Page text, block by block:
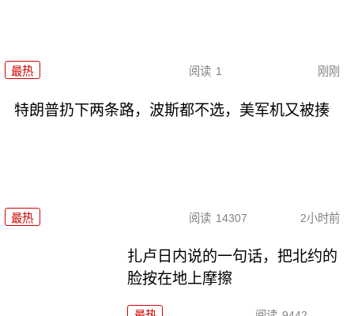
最热 阅读 1 刚刚
特朗普扔下两条路，波斯都不选，美军机又被揍
最热 阅读 14307 2小时前
扎卢日内说的一句话，把北约的
脸按在地上摩擦